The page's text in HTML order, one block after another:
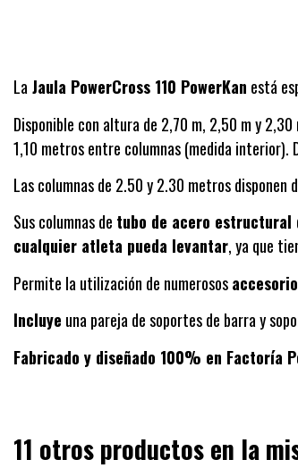
La Jaula PowerCross 110 PowerKan está
Disponible con altura de 2,70 m, 2,50 m y
1,10 metros entre columnas (medida interior).
Las columnas de 2.50 y 2.30 metros
Sus columnas de tubo de acero estructural
cualquier atleta pueda levantar, ya que
Permite la utilización de numerosos
Incluye una pareja de soportes de barra y
Fabricado y diseñado 100% en Factoría
11 otros productos en la